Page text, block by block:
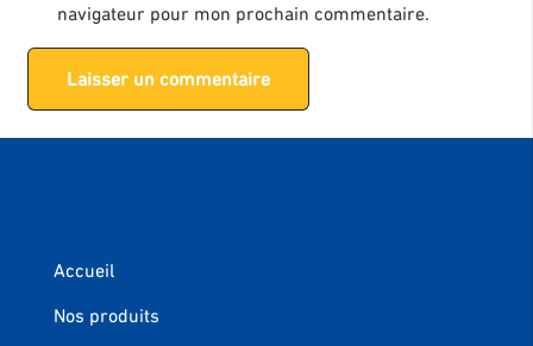
navigateur pour mon prochain commentaire.
Laisser un commentaire
Accueil
Nos produits